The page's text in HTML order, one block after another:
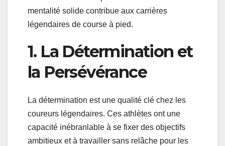
mentalité solide contribue aux carrières
légendaires de course à pied.
1. La Détermination et
la Persévérance
La détermination est une qualité clé chez les
coureurs légendaires. Ces athlètes ont une
capacité inébranlable à se fixer des objectifs
ambitieux et à travailler sans relâche pour les